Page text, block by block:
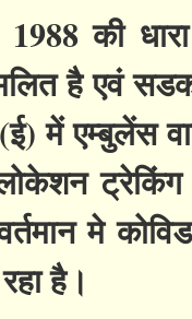
की
है एवं
में एम्बुलेंस
ट्रेकिंग
मे
है।